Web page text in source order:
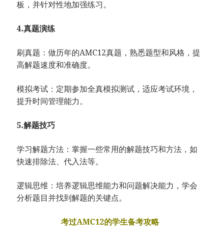
板，并针对性地加强练习。
4.真题演练
刷真题：做历年的AMC12真题，熟悉题型和风格，提
高解题速度和准确度。
模拟考试：定期参加全真模拟测试，适应考试环境，
提升时间管理能力。
5.解题技巧
学习解题方法：掌握一些常用的解题技巧和方法，如
快速排除法、代入法等。
逻辑思维：培养逻辑思维能力和问题解决能力，学会
分析题目并找到解题的关键点。
考过AMC12的学生备考攻略